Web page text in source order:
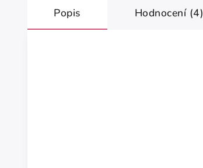
Popis Hodnocení (4)